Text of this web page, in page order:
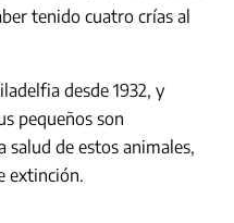
tenido cuatro crías al
desde 1932, y
pequeños son
de estos animales,
extinción.